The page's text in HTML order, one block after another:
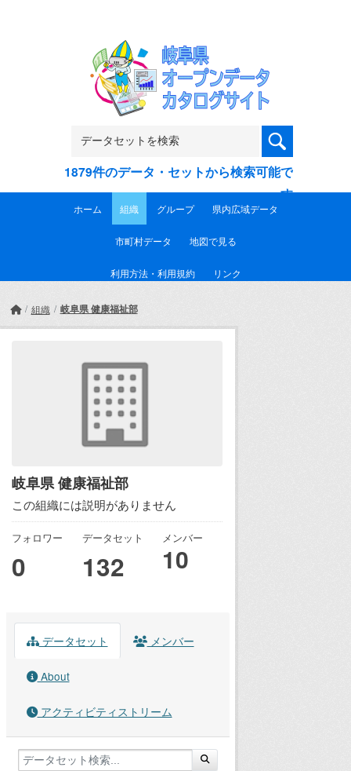
1879件のデータ・セットから検索可能で
す
ホーム 組織 グループ 県内広域データ
市町村データ 地図で見る
利用方法・利用規約 リンク
組織 岐阜県 健康福祉部
岐阜県 健康福祉部
この組織には説明がありません
フォロワー
0
データセット
132
メンバー
10
データセット メンバー
About
アクティビティストリーム